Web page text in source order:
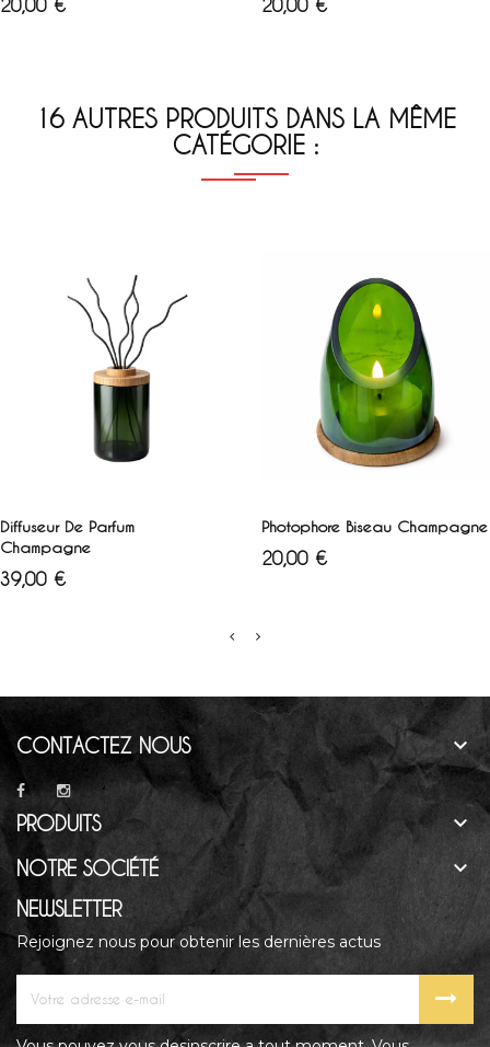
Prix
20,00 € Prix
20,00 €
16 AUTRES PRODUITS DANS LA MÊME
CATÉGORIE :
Diffuseur De Parfum
Champagne
Prix
39,00 €
Photophore Biseau Champagne
Prix
20,00 €
CONTACTEZ NOUS 
PRODUITS 
NOTRE SOCIÉTÉ 
NEWSLETTER
Rejoignez nous pour obtenir les dernières actus